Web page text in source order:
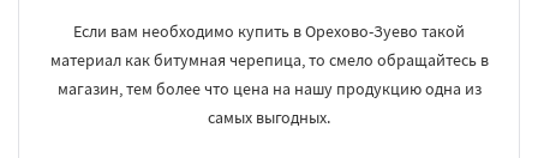
Если вам необходимо купить в Орехово-Зуево такой
материал как битумная черепица, то смело обращайтесь в
магазин, тем более что цена на нашу продукцию одна из
самых выгодных.